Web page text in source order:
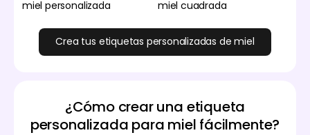
miel personalizada miel cuadrada
Crea tus etiquetas personalizadas de miel
¿Cómo crear una etiqueta
personalizada para miel fácilmente?